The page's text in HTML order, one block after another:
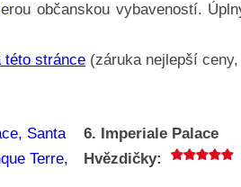
občanskou vybaveností.
této stránce (záruka nejlepší
6. Imperiale Palace
Hvězdičky: